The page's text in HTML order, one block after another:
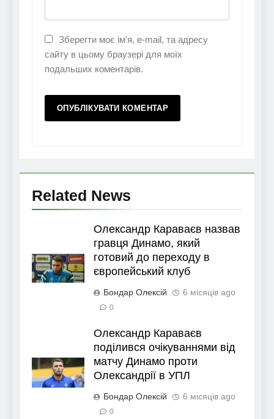
Зберегти моє ім'я, e-mail, та адресу
сайту в цьому браузері для моїх
подальших коментарів.
Related News
Олександр Караваєв назвав
гравця Динамо, який
готовий до переходу в
європейський клуб
Бондар Олексій 6 місяців ago
0
Олександр Караваєв
поділився очікуваннями від
матчу Динамо проти
Олександрії в УПЛ
Бондар Олексій 6 місяців ago
0